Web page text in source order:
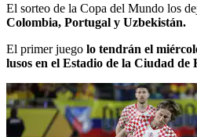
El sorteo de la Copa del Mundo los
Colombia, Portugal y Uzbekistán.
El primer juego lo tendrán el
lusos en el Estadio de la Ciudad de